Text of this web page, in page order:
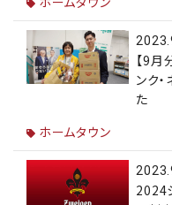
【9月
ンク
た
ホームタウン
2024